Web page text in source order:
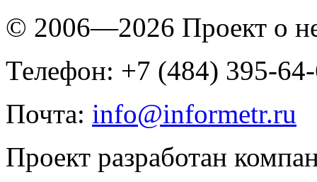
© 2006—2026 Проект о
Телефон: +7 (484) 395-
Почта: info@informetr.ru
Проект разработан